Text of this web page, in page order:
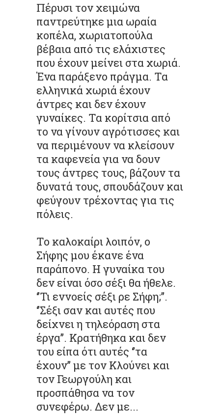
Πέρυσι τον χειμώνα
παντρεύτηκε μια ωραία
κοπέλα, χωριατοπούλα
βέβαια από τις ελάχιστες
που έχουν μείνει στα χωριά.
Ένα παράξενο πράγμα. Τα
ελληνικά χωριά έχουν
άντρες και δεν έχουν
γυναίκες. Τα κορίτσια από
τo να γίνουν αγρότισσες και
να περιμένουν να κλείσουν
τα καφενεία για να δουν
τους άντρες τους, βάζουν τα
δυνατά τους, σπουδάζουν και
φεύγουν τρέχοντας για τις
πόλεις.
Το καλοκαίρι λοιπόν, ο
Σήφης μου έκανε ένα
παράπονο. Η γυναίκα του
δεν είναι όσο σέξι θα ήθελε.
‘’Τι εννοείς σέξι ρε Σήφη;’’.
‘’Σέξι σαν και αυτές που
δείχνει η τηλεόραση στα
έργα’’. Κρατήθηκα και δεν
του είπα ότι αυτές ‘’τα
έχουν’’ με τον Κλούνει και
τον Γεωργούλη και
προσπάθησα να τον
συνεφέρω. Δεν με...